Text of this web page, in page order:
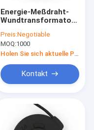
Energie-Meßdraht-
Wundtransformator
Stromwandler-32mW
Preis:Negotiable
MOQ:1000
Kontakt